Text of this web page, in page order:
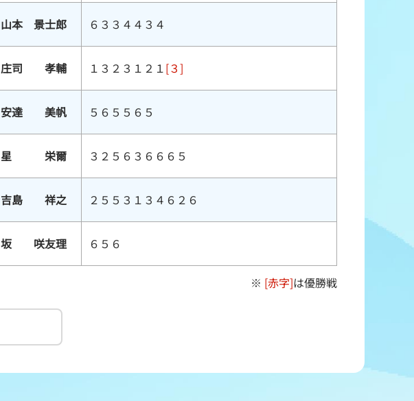
山本 景士郎 ６３３４４３４
庄司 孝輔 １３２３１２１ [３]
安達 美帆 ５６５５６５
星 栄爾 ３２５６３６６６５
吉島 祥之 ２５５３１３４６２６
坂 咲友理 ６５６
※ [赤字]は優勝戦